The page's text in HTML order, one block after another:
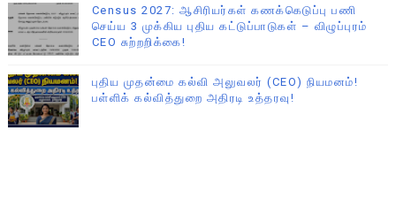
Census 2027: ஆசிரியர்கள் கணக்கெடுப்பு பணி
செய்ய 3 முக்கிய புதிய கட்டுப்பாடுகள் – விழுப்புரம்
CEO சுற்றறிக்கை!
புதிய முதன்மை கல்வி அலுவலர் (CEO) நியமனம்!
பள்ளிக் கல்வித்துறை அதிரடி உத்தரவு!